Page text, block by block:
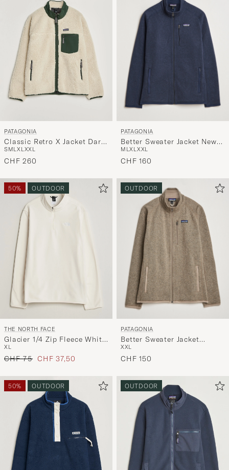
Stil
PATAGONIA
Classic Retro X Jacket Dark
Natural
SMLXLXXL
CHF 260
PATAGONIA
Better Sweater Jacket New
Navy
M LXLXXL
CHF 160
50% OUTDOOR
THE NORTH FACE
Glacier 1/4 Zip Fleece White
Dune
XL
Regulärer Preis
CHF 75 Reduzierter Preis
CHF 37,50
OUTDOOR
PATAGONIA
Better Sweater Jacket
Seabird Grey
XXL
CHF 150
50% OUTDOOR OUTDOOR